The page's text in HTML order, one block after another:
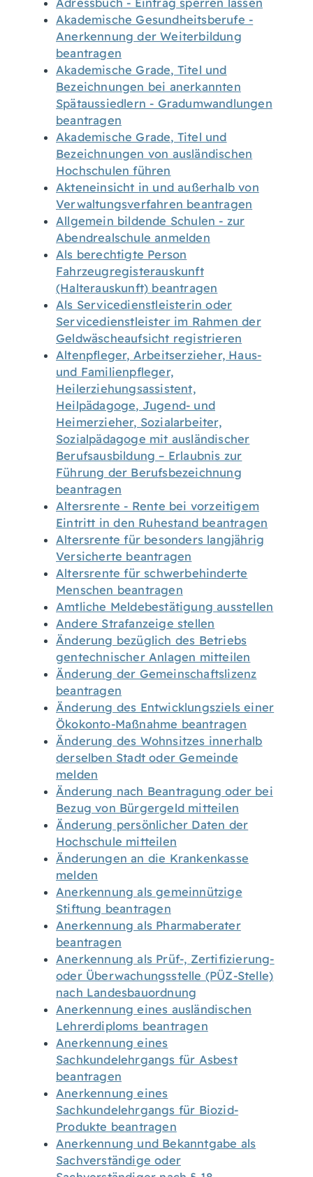
Adressbuch - Eintrag sperren lassen
Akademische Gesundheitsberufe -
Anerkennung der Weiterbildung
beantragen
Akademische Grade, Titel und
Bezeichnungen bei anerkannten
Spätaussiedlern - Gradumwandlungen
beantragen
Akademische Grade, Titel und
Bezeichnungen von ausländischen
Hochschulen führen
Akteneinsicht in und außerhalb von
Verwaltungsverfahren beantragen
Allgemein bildende Schulen - zur
Abendrealschule anmelden
Als berechtigte Person
Fahrzeugregisterauskunft
(Halterauskunft) beantragen
Als Servicedienstleisterin oder
Servicedienstleister im Rahmen der
Geldwäscheaufsicht registrieren
Altenpfleger, Arbeitserzieher, Haus-
und Familienpfleger,
Heilerziehungsassistent,
Heilpädagoge, Jugend- und
Heimerzieher, Sozialarbeiter,
Sozialpädagoge mit ausländischer
Berufsausbildung – Erlaubnis zur
Führung der Berufsbezeichnung
beantragen
Altersrente - Rente bei vorzeitigem
Eintritt in den Ruhestand beantragen
Altersrente für besonders langjährig
Versicherte beantragen
Altersrente für schwerbehinderte
Menschen beantragen
Amtliche Meldebestätigung ausstellen
Andere Strafanzeige stellen
Änderung bezüglich des Betriebs
gentechnischer Anlagen mitteilen
Änderung der Gemeinschaftslizenz
beantragen
Änderung des Entwicklungsziels einer
Ökokonto-Maßnahme beantragen
Änderung des Wohnsitzes innerhalb
derselben Stadt oder Gemeinde
melden
Änderung nach Beantragung oder bei
Bezug von Bürgergeld mitteilen
Änderung persönlicher Daten der
Hochschule mitteilen
Änderungen an die Krankenkasse
melden
Anerkennung als gemeinnützige
Stiftung beantragen
Anerkennung als Pharmaberater
beantragen
Anerkennung als Prüf-, Zertifizierung-
oder Überwachungsstelle (PÜZ-Stelle)
nach Landesbauordnung
Anerkennung eines ausländischen
Lehrerdiploms beantragen
Anerkennung eines
Sachkundelehrgangs für Asbest
beantragen
Anerkennung eines
Sachkundelehrgangs für Biozid-
Produkte beantragen
Anerkennung und Bekanntgabe als
Sachverständige oder